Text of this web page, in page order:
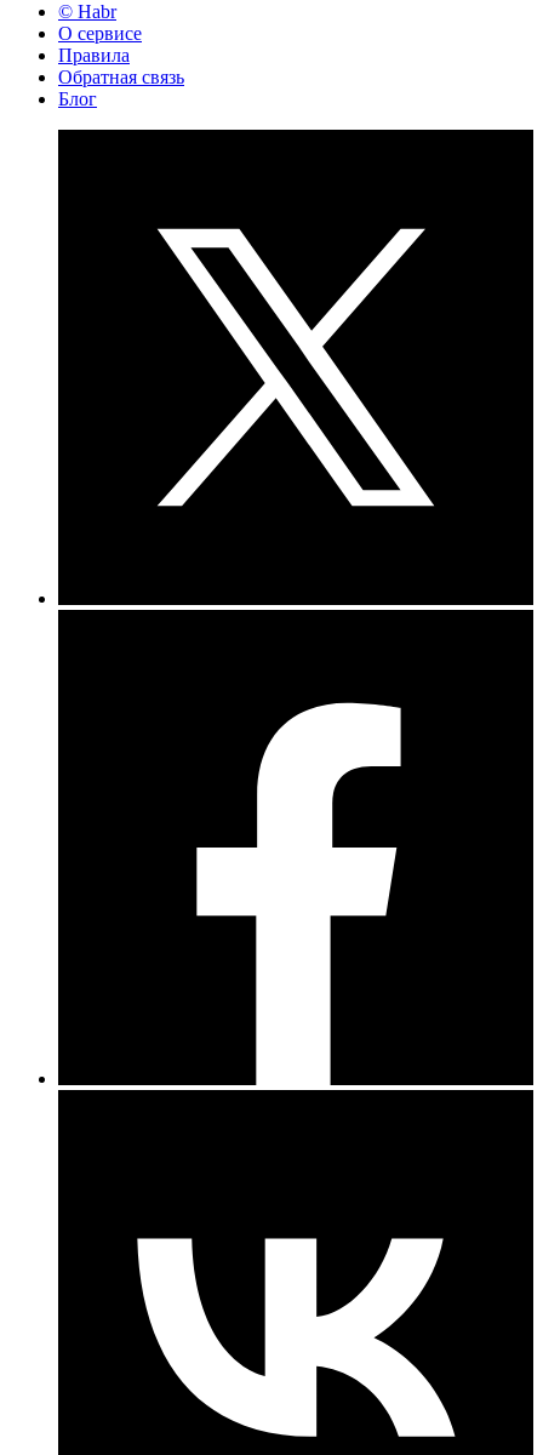
© Habr
О сервисе
Правила
Обратная связь
Блог